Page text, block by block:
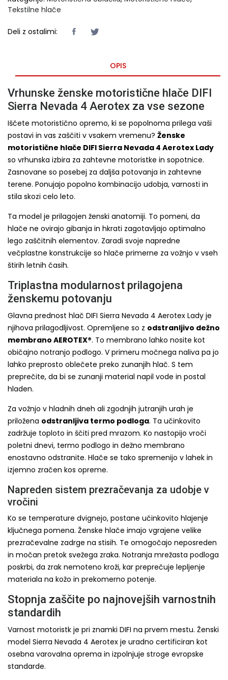
Tekstilne hlače
Deli z ostalimi:
OPIS
Vrhunske ženske motoristične hlače DIFI
Sierra Nevada 4 Aerotex za vse sezone
Iščete motoristično opremo, ki se popolnoma prilega vaši
postavi in vas zaščiti v vsakem vremenu? Ženske
motoristične hlače DIFI Sierra Nevada 4 Aerotex Lady
so vrhunska izbira za zahtevne motoristke in sopotnice.
Zasnovane so posebej za daljša potovanja in zahtevne
terene. Ponujajo popolno kombinacijo udobja, varnosti in
stila skozi celo leto.
Ta model je prilagojen ženski anatomiji. To pomeni, da
hlače ne ovirajo gibanja in hkrati zagotavljajo optimalno
lego zaščitnih elementov. Zaradi svoje napredne
večplastne konstrukcije so hlače primerne za vožnjo v vseh
štirih letnih časih.
Triplastna modularnost prilagojena
ženskemu potovanju
Glavna prednost hlač DIFI Sierra Nevada 4 Aerotex Lady je
njihova prilagodljivost. Opremljene so z odstranljivo dežno
membrano AEROTEX®. To membrano lahko nosite kot
običajno notranjo podlogo. V primeru močnega naliva pa jo
lahko preprosto oblečete preko zunanjih hlač. S tem
preprečite, da bi se zunanji material napil vode in postal
hladen.
Za vožnjo v hladnih dneh ali zgodnjih jutranjih urah je
priložena odstranljiva termo podloga. Ta učinkovito
zadržuje toploto in ščiti pred mrazom. Ko nastopijo vroči
poletni dnevi, termo podlogo in dežno membrano
enostavno odstranite. Hlače se tako spremenijo v lahek in
izjemno zračen kos opreme.
Napreden sistem prezračevanja za udobje v
vročini
Ko se temperature dvignejo, postane učinkovito hlajenje
ključnega pomena. Ženske hlače imajo vgrajene velike
prezračevalne zadrge na stisih. Te omogočajo neposreden
in močan pretok svežega zraka. Notranja mrežasta podloga
poskrbi, da zrak nemoteno kroži, kar preprečuje lepljenje
materiala na kožo in prekomerno potenje.
Stopnja zaščite po najnovejših varnostnih
standardih
Varnost motoristk je pri znamki DIFI na prvem mestu. Ženski
model Sierra Nevada 4 Aerotex je uradno certificiran kot
osebna varovalna oprema in izpolnjuje stroge evropske
standarde.